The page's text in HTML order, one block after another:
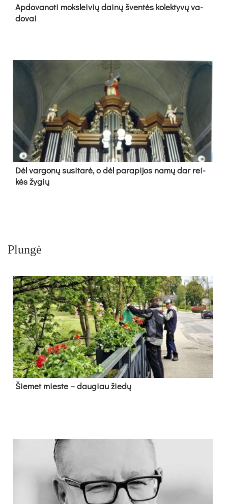
Ap­do­va­no­ti moks­lei­vių dai­nų šven­tės ko­lek­ty­vų va­
do­vai
Dėl var­go­nų su­si­ta­rė, o dėl pa­ra­pi­jos na­mų dar rei­
kės žy­gių
Plungė
Šie­met mies­te – dau­giau žie­dų